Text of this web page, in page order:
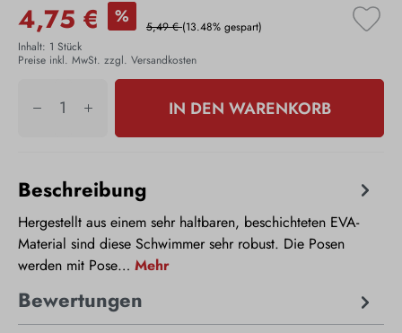
4,75 € % 5,49 €(13.48% gespart)
Inhalt: 1 Stück
Preise inkl. MwSt. zzgl. Versandkosten
IN DEN WARENKORB
Beschreibung
Hergestellt aus einem sehr haltbaren, beschichteten EVA-
Material sind diese Schwimmer sehr robust. Die Posen
werden mit Pose… Mehr
Bewertungen